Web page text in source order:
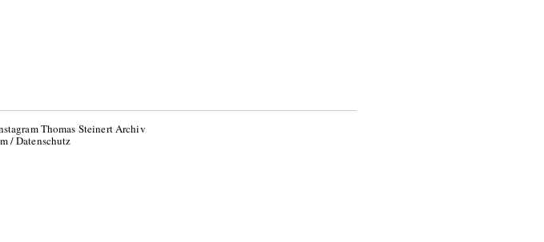
Thomas Steinert Archiv
/ Datenschutz